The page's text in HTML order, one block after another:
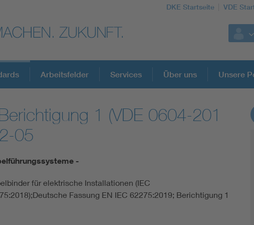
DKE Startseite VDE
DKE Fachinformationen im Kontext der
Arbeitsfelder Services Über uns Unsere
1 (VDE 0604-201
05
-
für elektrische Installationen (IEC
Fassung EN IEC 62275:2019; Berichtigung 1